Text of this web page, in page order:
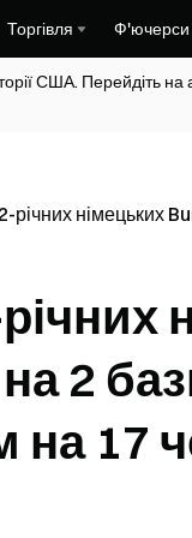
Торгівля Ф'ючерси
США. Перейдіть
річних німецьких
2
на 17